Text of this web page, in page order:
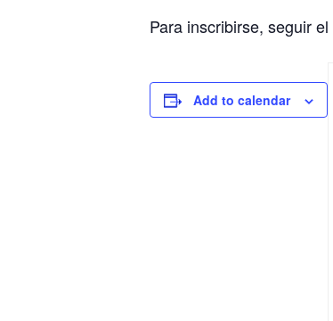
Para inscribirse, seguir el
Add to calendar